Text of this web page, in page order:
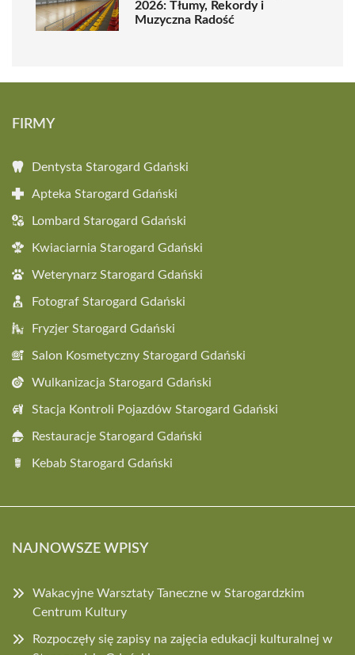
2026: Tłumy, Rekordy i
Muzyczna Radość
FIRMY
Dentysta Starogard Gdański
Apteka Starogard Gdański
Lombard Starogard Gdański
Kwiaciarnia Starogard Gdański
Weterynarz Starogard Gdański
Fotograf Starogard Gdański
Fryzjer Starogard Gdański
Salon Kosmetyczny Starogard Gdański
Wulkanizacja Starogard Gdański
Stacja Kontroli Pojazdów Starogard Gdański
Restauracje Starogard Gdański
Kebab Starogard Gdański
NAJNOWSZE WPISY
Wakacyjne Warsztaty Taneczne w Starogardzkim
Centrum Kultury
Rozpoczęły się zapisy na zajęcia edukacji kulturalnej w